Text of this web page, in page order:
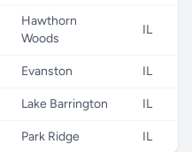
Hawthorn
Woods
IL
Evanston IL
Lake Barrington IL
Park Ridge IL